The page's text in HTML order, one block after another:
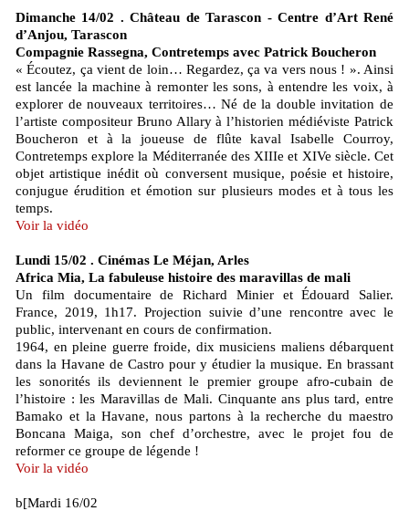
Dimanche 14/02 . Château de Tarascon - Centre d’Art René
d’Anjou, Tarascon
Compagnie Rassegna, Contretemps avec Patrick Boucheron
« Écoutez, ça vient de loin… Regardez, ça va vers nous ! ». Ainsi
est lancée la machine à remonter les sons, à entendre les voix, à
explorer de nouveaux territoires… Né de la double invitation de
l’artiste compositeur Bruno Allary à l’historien médiéviste Patrick
Boucheron et à la joueuse de flûte kaval Isabelle Courroy,
Contretemps explore la Méditerranée des XIIIe et XIVe siècle. Cet
objet artistique inédit où conversent musique, poésie et histoire,
conjugue érudition et émotion sur plusieurs modes et à tous les
temps.
Voir la vidéo
Lundi 15/02 . Cinémas Le Méjan, Arles
Africa Mia, La fabuleuse histoire des maravillas de mali
Un film documentaire de Richard Minier et Édouard Salier.
France, 2019, 1h17. Projection suivie d’une rencontre avec le
public, intervenant en cours de confirmation.
1964, en pleine guerre froide, dix musiciens maliens débarquent
dans la Havane de Castro pour y étudier la musique. En brassant
les sonorités ils deviennent le premier groupe afro-cubain de
l’histoire : les Maravillas de Mali. Cinquante ans plus tard, entre
Bamako et la Havane, nous partons à la recherche du maestro
Boncana Maiga, son chef d’orchestre, avec le projet fou de
reformer ce groupe de légende !
Voir la vidéo
b[Mardi 16/02